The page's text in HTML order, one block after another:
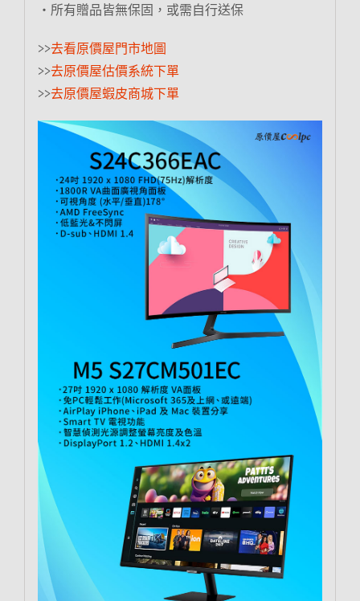
‧所有贈品皆無保固，或需自行送保
>>去看原價屋門市地圖
>>去原價屋估價系統下單
>>去原價屋蝦皮商城下單